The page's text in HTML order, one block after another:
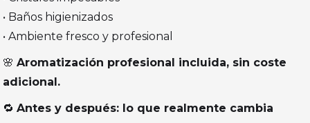
• Baños higienizados
• Ambiente fresco y profesional
🌸Aromatización profesional incluida, sin coste
adicional.
🔁Antes y después: lo que realmente cambia